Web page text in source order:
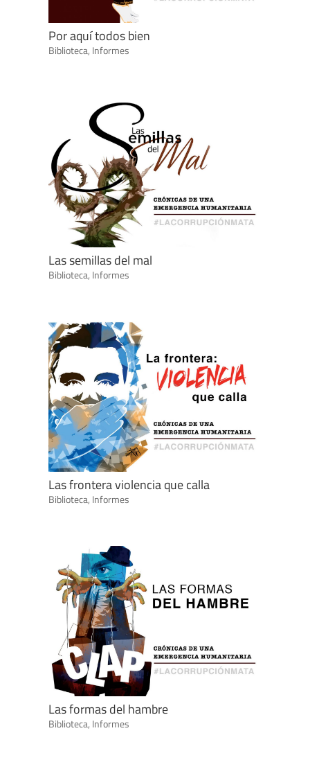
Por aquí todos bien
Biblioteca, Informes
Las semillas del mal
Biblioteca, Informes
Las frontera violencia que calla
Biblioteca, Informes
Las formas del hambre
Biblioteca, Informes